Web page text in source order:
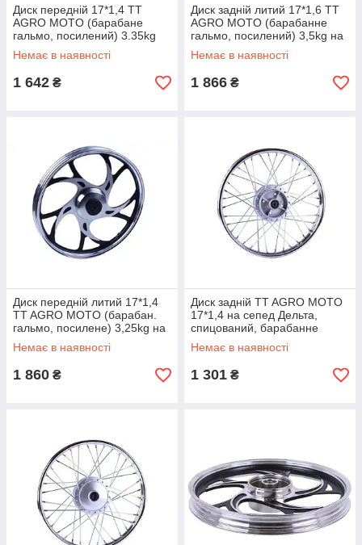
Диск передній 17*1,4 TT
AGRO MOTO (барабане
гальмо, посилений) 3.35kg
на мопед Актив
Немає в наявності
1 642 ₴
Диск задній литий 17*1,6 TT
AGRO MOTO (барабанне
гальмо, посилений) 3,5kg на
мопед Альфа
Немає в наявності
1 866 ₴
Диск передній литий 17*1,4
TT AGRO MOTO (барабан.
гальмо, посилене) 3,25kg на
мопед Альфа
Немає в наявності
1 860 ₴
Диск задній TT AGRO MOTO
17*1,4 на сепед Дельта,
спицований, барабанне
гальмо, 2,65kg
Немає в наявності
1 301 ₴